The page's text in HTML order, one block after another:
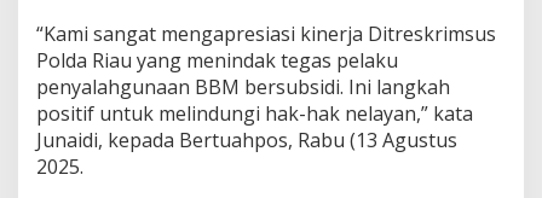
s
o
a
l
P
e
“Kami sangat mengapresiasi kinerja Ditreskrimsus
Polda Riau yang menindak tegas pelaku
penyalahgunaan BBM bersubsidi. Ini langkah
positif untuk melindungi hak-hak nelayan,” kata
Junaidi, kepada Bertuahpos, Rabu (13 Agustus
2025.